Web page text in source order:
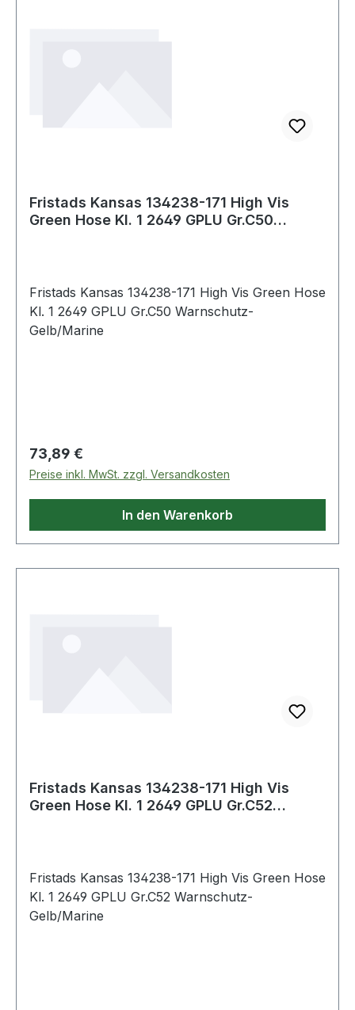
Fristads Kansas 134238-171 High Vis
Green Hose Kl. 1 2649 GPLU Gr.C50
Fristads Kansas 134238-171 High Vis Green Hose
Kl. 1 2649 GPLU Gr.C50 Warnschutz-
Gelb/Marine
Regulärer Preis:
73,89 €
Preise inkl. MwSt. zzgl. Versandkosten
In den Warenkorb
Fristads Kansas 134238-171 High Vis
Green Hose Kl. 1 2649 GPLU Gr.C52
Fristads Kansas 134238-171 High Vis Green Hose
Kl. 1 2649 GPLU Gr.C52 Warnschutz-
Gelb/Marine